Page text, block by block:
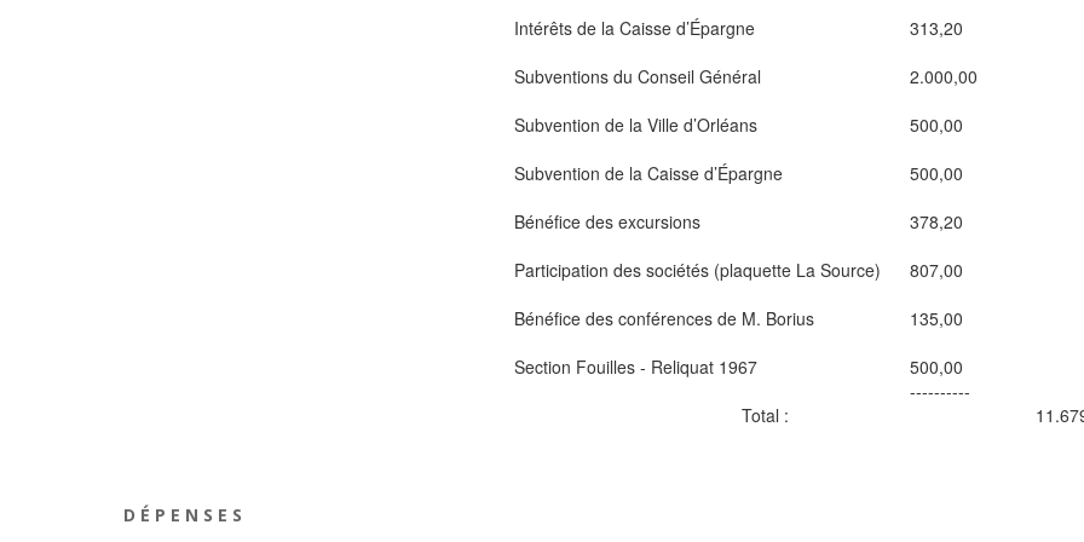
Intérêts de la Caisse d’Épargne
Subventions du Conseil Général
Subvention de la Ville d’Orléans
Subvention de la Caisse d’Épargne
Bénéfice des excursions
Participation des sociétés (plaquette La Source)
Bénéfice des conférences de M. Borius
Section Fouilles - Reliquat 1967
Total :
313,20
2.000,00
500,00
500,00
378,20
807,00
135,00
500,00
----------
D É P E N S E S